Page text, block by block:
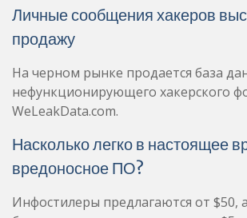
Личные сообщения хакеров
продажу
На черном рынке продается база
нефункционирующего хакерского
WeLeakData.com.
Насколько легко в настоящее
вредоносное ПО?
Инфостилеры предлагаются от $50,